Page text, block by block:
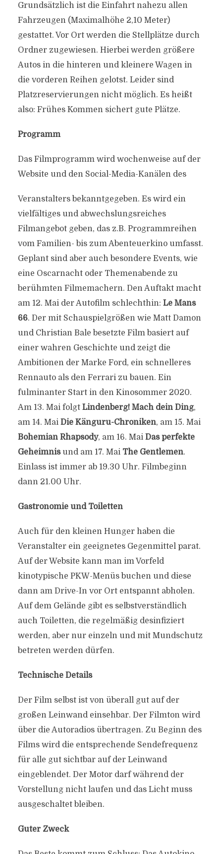
Grundsätzlich ist die Einfahrt nahezu allen
Fahrzeugen (Maximalhöhe 2,10 Meter)
gestattet. Vor Ort werden die Stellplätze durch
Ordner zugewiesen. Hierbei werden größere
Autos in die hinteren und kleinere Wagen in
die vorderen Reihen gelotst. Leider sind
Platzreservierungen nicht möglich. Es heißt
also: Frühes Kommen sichert gute Plätze.
Programm
Das Filmprogramm wird wochenweise auf der
Website und den Social-Media-Kanälen des
Veranstalters bekanntgegeben. Es wird ein
vielfältiges und abwechslungsreiches
Filmangebot geben, das z.B. Programmreihen
vom Familien- bis zum Abenteuerkino umfasst.
Geplant sind aber auch besondere Events, wie
eine Oscarnacht oder Themenabende zu
berühmten Filmemachern. Den Auftakt macht
am 12. Mai der Autofilm schlechthin: Le Mans
66. Der mit Schauspielgrößen wie Matt Damon
und Christian Bale besetzte Film basiert auf
einer wahren Geschichte und zeigt die
Ambitionen der Marke Ford, ein schnelleres
Rennauto als den Ferrari zu bauen. Ein
fulminanter Start in den Kinosommer 2020.
Am 13. Mai folgt Lindenberg! Mach dein Ding,
am 14. Mai Die Känguru-Chroniken, am 15. Mai
Bohemian Rhapsody, am 16. Mai Das perfekte
Geheimnisund am 17. Mai The Gentlemen.
Einlass ist immer ab 19.30 Uhr. Filmbeginn
dann 21.00 Uhr.
Gastronomie und Toiletten
Auch für den kleinen Hunger haben die
Veranstalter ein geeignetes Gegenmittel parat.
Auf der Website kann man im Vorfeld
kinotypische PKW-Menüs buchen und diese
dann am Drive-In vor Ort entspannt abholen.
Auf dem Gelände gibt es selbstverständlich
auch Toiletten, die regelmäßig desinfiziert
werden, aber nur einzeln und mit Mundschutz
betreten werden dürfen.
Technische Details
Der Film selbst ist von überall gut auf der
großen Leinwand einsehbar. Der Filmton wird
über die Autoradios übertragen. Zu Beginn des
Films wird die entsprechende Sendefrequenz
für alle gut sichtbar auf der Leinwand
eingeblendet. Der Motor darf während der
Vorstellung nicht laufen und das Licht muss
ausgeschaltet bleiben.
Guter Zweck